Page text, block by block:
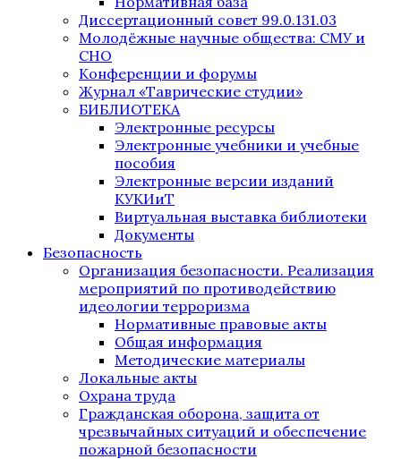
Диссертационный совет 99.0.131.03
Молодёжные научные общества: СМУ и
СНО
Конференции и форумы
Журнал «Таврические студии»
БИБЛИОТЕКА
Электронные ресурсы
Электронные учебники и учебные
пособия
Электронные версии изданий
КУКИиТ
Виртуальная выставка библиотеки
Документы
Безопасность
Организация безопасности. Реализация
мероприятий по противодействию
идеологии терроризма
Нормативные правовые акты
Общая информация
Методические материалы
Локальные акты
Охрана труда
Гражданская оборона, защита от
чрезвычайных ситуаций и обеспечение
пожарной безопасности